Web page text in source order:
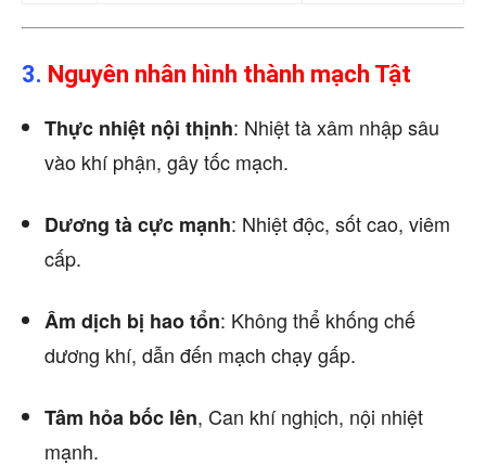
3. Nguyên nhân hình thành mạch Tật
Thực nhiệt nội thịnh: Nhiệt tà xâm nhập sâu
vào khí phận, gây tốc mạch.
Dương tà cực mạnh: Nhiệt độc, sốt cao, viêm
cấp.
Âm dịch bị hao tổn: Không thể khống chế
dương khí, dẫn đến mạch chạy gấp.
Tâm hỏa bốc lên, Can khí nghịch, nội nhiệt
mạnh.